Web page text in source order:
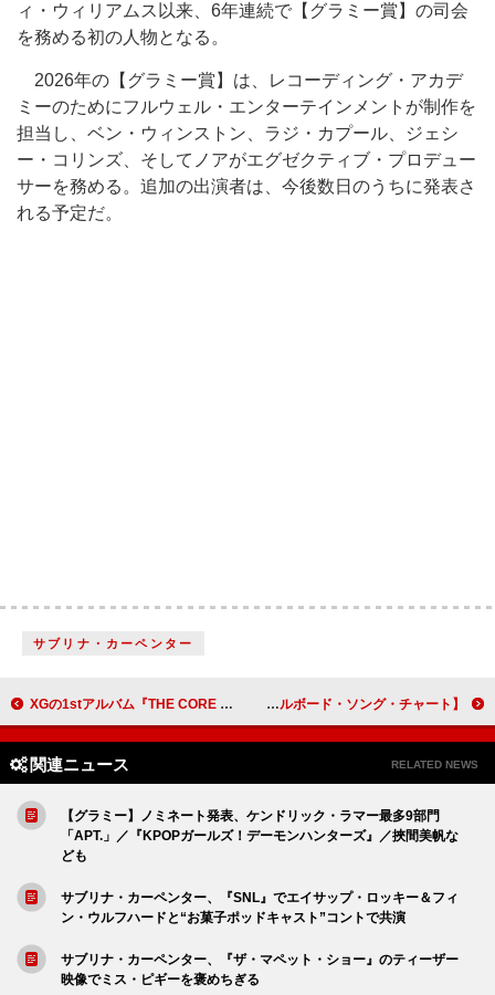
ィ・ウィリアムス以来、6年連続で【グラミー賞】の司会
を務める初の人物となる。
2026年の【グラミー賞】は、レコーディング・アカデ
ミーのためにフルウェル・エンターテインメントが制作を
担当し、ベン・ウィンストン、ラジ・カプール、ジェシ
ー・コリンズ、そしてノアがエグゼクティブ・プロデュー
サーを務める。追加の出演者は、今後数日のうちに発表さ
れる予定だ。
サブリナ・カーペンター
XGの1stアルバム『THE CORE – 核』発売記念、渋谷でポップアップショップ開催 【米ビルボード・ソング・チャート】ブルーノ・マーズ、「アイ・ジャスト・マイト」で通算10曲目の首位
関連ニュース RELATED NEWS
【グラミー】ノミネート発表、ケンドリック・ラマー最多9部門
「APT.」／『KPOPガールズ！デーモンハンターズ』／挾間美帆な
ども
サブリナ・カーペンター、『SNL』でエイサップ・ロッキー＆フィ
ン・ウルフハードと“お菓子ポッドキャスト”コントで共演
サブリナ・カーペンター、『ザ・マペット・ショー』のティーザー
映像でミス・ピギーを褒めちぎる